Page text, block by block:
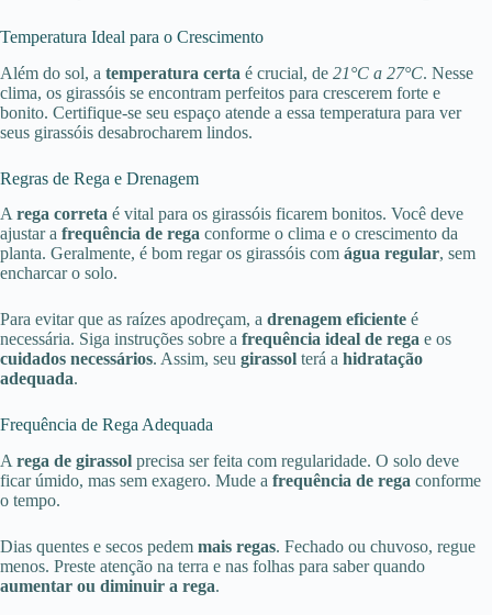
Temperatura Ideal para o Crescimento
Além do sol, a temperatura certa é crucial, de 21°C a 27°C. Nesse
clima, os girassóis se encontram perfeitos para crescerem forte e
bonito. Certifique-se seu espaço atende a essa temperatura para ver
seus girassóis desabrocharem lindos.
Regras de Rega e Drenagem
A rega correta é vital para os girassóis ficarem bonitos. Você deve
ajustar a frequência de rega conforme o clima e o crescimento da
planta. Geralmente, é bom regar os girassóis com água regular, sem
encharcar o solo.
Para evitar que as raízes apodreçam, a drenagem eficiente é
necessária. Siga instruções sobre a frequência ideal de rega e os
cuidados necessários. Assim, seu girassol terá a hidratação
adequada.
Frequência de Rega Adequada
A rega de girassol precisa ser feita com regularidade. O solo deve
ficar úmido, mas sem exagero. Mude a frequência de rega conforme
o tempo.
Dias quentes e secos pedem mais regas. Fechado ou chuvoso, regue
menos. Preste atenção na terra e nas folhas para saber quando
aumentar ou diminuir a rega.